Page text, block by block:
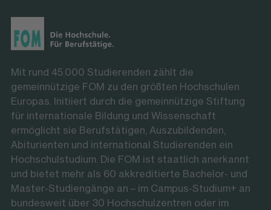
Mit rund 45.000 Studierenden zählt die
gemeinnützige FOM zu den größten Hochschulen
Europas. Initiiert durch die gemeinnützige Stiftung
für internationale Bildung und Wissenschaft
ermöglicht sie Berufstätigen, Auszubildenden,
Abiturienten und international Studierenden ein
Hochschulstudium. Die FOM ist staatlich anerkannt
und bietet mehr als 60 akkreditierte Bachelor- und
Master-Studiengänge an – im Campus-Studium+ an
bundesweit über 30 Hochschulzentren oder im